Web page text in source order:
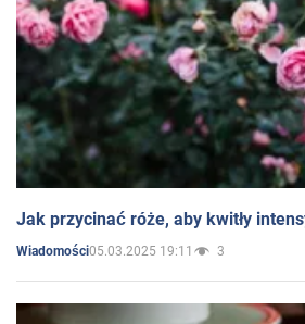
Jak przycinać róże, aby kwitły
Wiadomości05.03.2025 19:11 3